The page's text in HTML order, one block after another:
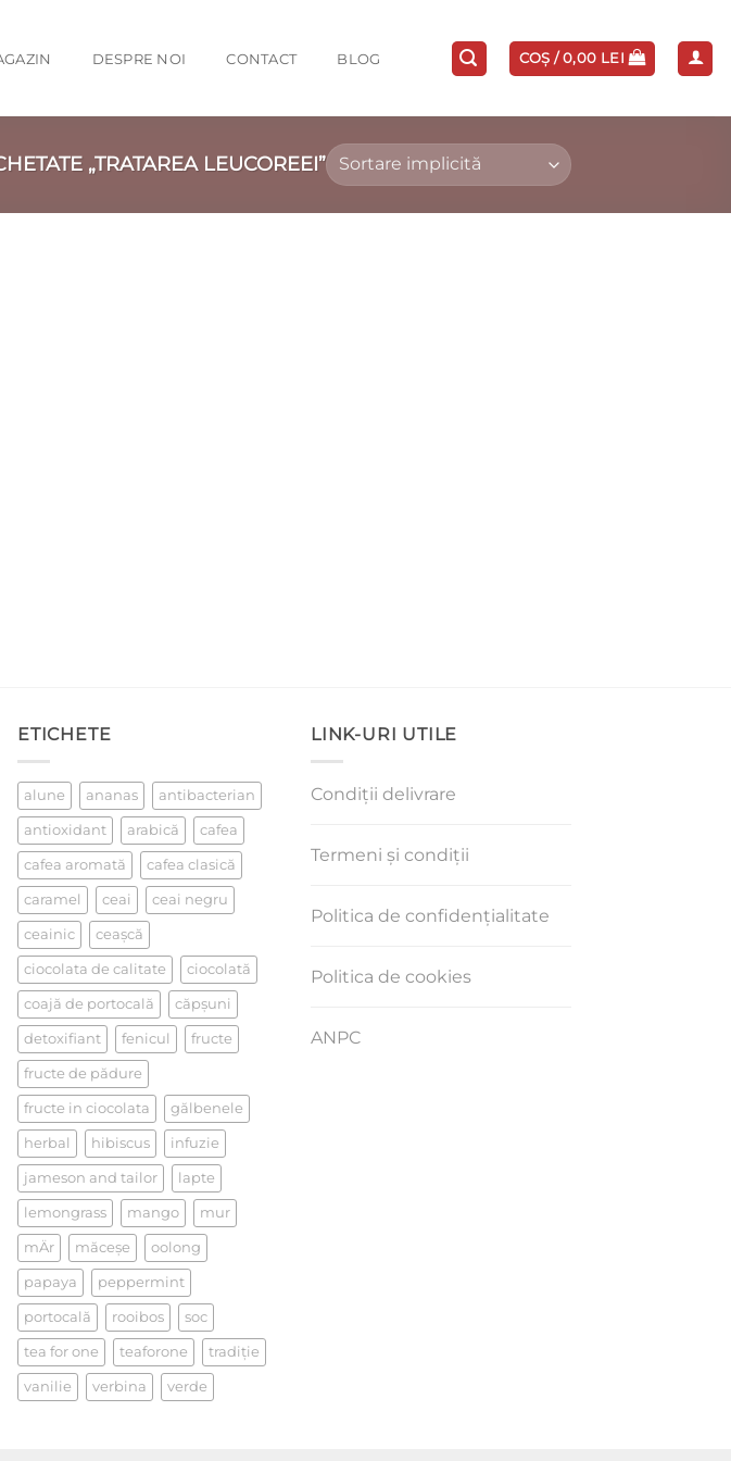
DESPRE NOI CONTACT BLOG COȘ / 0,00 LEI
„TRATAREA LEUCOREEI”
ETICHETE
alune ananas antibacterian
antioxidant arabică cafea
cafea aromată cafea clasică
caramel ceai ceai negru
ceainic ceaşcă
ciocolata de calitate ciocolată
coajă de portocală căpşuni
detoxifiant fenicul fructe
fructe de pădure
fructe in ciocolata gălbenele
herbal hibiscus infuzie
jameson and tailor lapte
lemongrass mango mur
mÄr măceşe oolong
papaya peppermint
portocală rooibos soc
tea for one teaforone tradiţie
vanilie verbina verde
LINK-URI UTILE
Condiții delivrare
Termeni și condiții
Politica de confidențialitate
Politica de cookies
ANPC